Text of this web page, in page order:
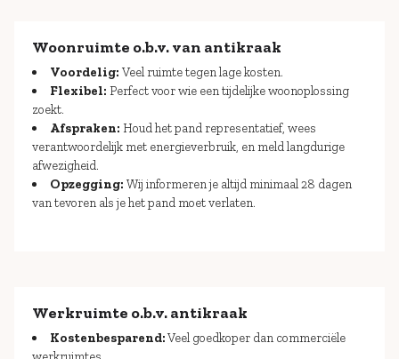
Woonruimte o.b.v. van antikraak
Voordelig:Veel ruimte tegen lage kosten.
Flexibel: Perfect voor wie een tijdelijke woonoplossing
zoekt.
Afspraken: Houd het pand representatief, wees
verantwoordelijk met energieverbruik, en meld langdurige
afwezigheid.
Opzegging:Wij informeren je altijd minimaal 28 dagen
van tevoren als je het pand moet verlaten.​
Werkruimte o.b.v. antikraak
Kostenbesparend:Veel goedkoper dan commerciële